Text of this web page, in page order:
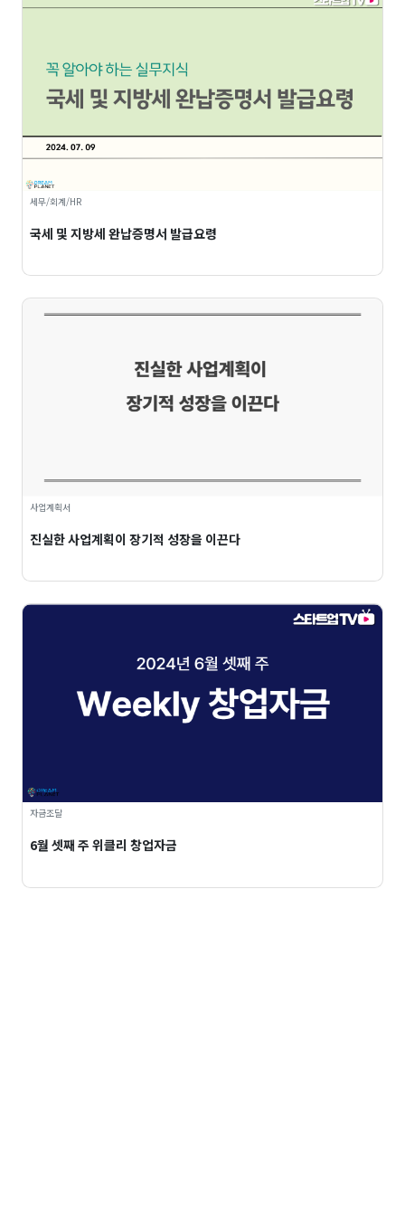
세무/회계/HR
국세 및 지방세 완납증명서 발급요령
사업계획서
진실한 사업계획이 장기적 성장을 이끈다
자금조달
6월 셋째 주 위클리 창업자금